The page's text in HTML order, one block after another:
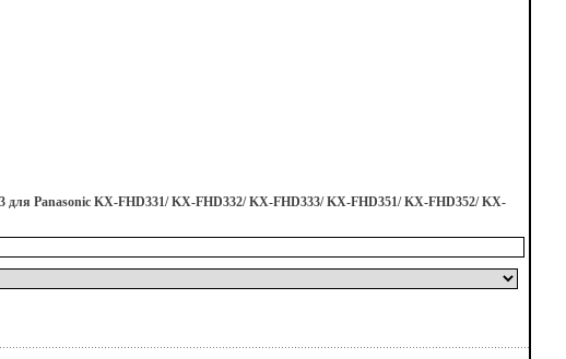
для Panasonic KX-FHD331/ KX-FHD332/ KX-FHD333/ KX-FHD351/ KX-FHD352/ KX-